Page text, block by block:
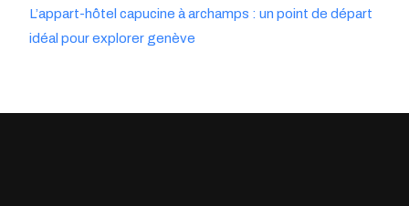
L’appart-hôtel capucine à archamps : un point de départ
idéal pour explorer genève